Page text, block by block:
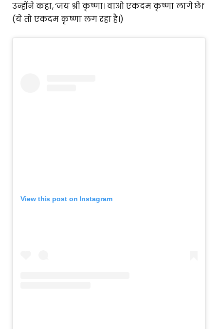
उन्होंने कहा, ‘जय श्री कृष्णा। वाओ एकदम कृष्णा लागे छे।’
(ये तो एकदम कृष्णा लग रहा है।)
View this post on Instagram